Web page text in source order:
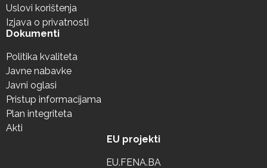
Uslovi korištenja
Izjava o privatnosti
Dokumenti
Politika kvaliteta
Javne nabavke
Javni oglasi
Pristup informacijama
Plan integriteta
Akti
EU projekti
EU.FENA.BA